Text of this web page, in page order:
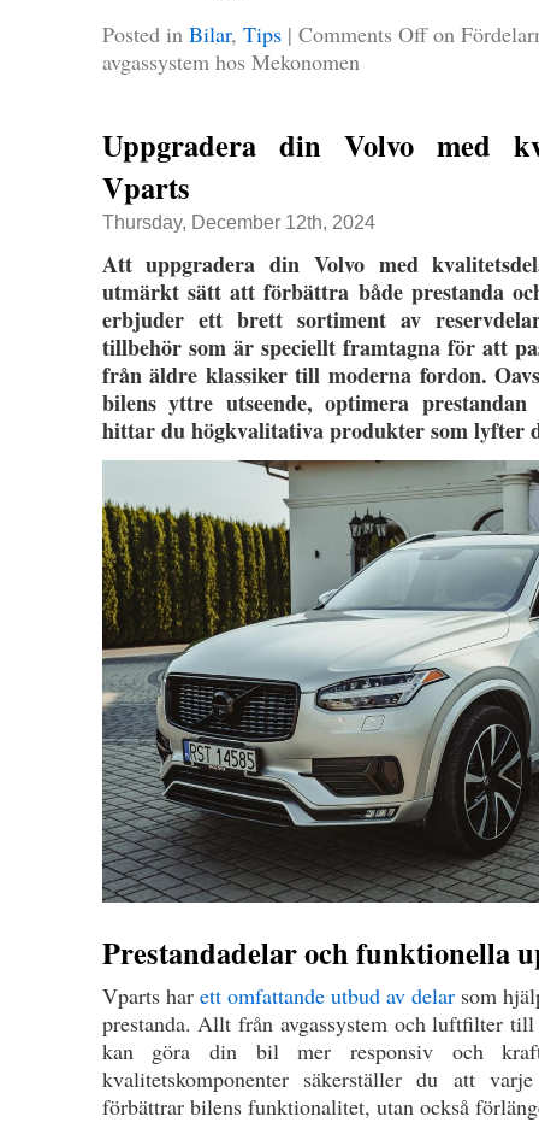
Posted in Bilar, Tips| Comments Offon
avgassystem hos Mekonomen
Uppgradera din Volvo med
Vparts
Thursday, December 12th, 2024
Att uppgradera din Volvo med
utmärkt sätt att förbättra både prestanda
erbjuder ett brett sortiment av
tillbehör som är speciellt framtagna för att
från äldre klassiker till moderna fordon.
bilens yttre utseende, optimera
hittar du högkvalitativa produkter som lyfter
Prestandadelar och funktionella
Vparts har ett omfattande utbud av delar som
prestanda. Allt från avgassystem och luftfilter till
kan göra din bil mer responsiv och
kvalitetskomponenter säkerställer du att
förbättrar bilens funktionalitet, utan också